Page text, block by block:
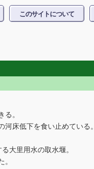
このサイトについて
る。
河床低下を食い止めている。
大里用水の取水堰。